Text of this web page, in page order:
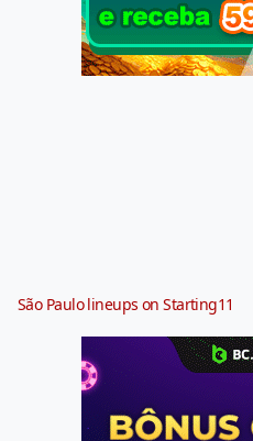
São Paulo lineups on Starting11